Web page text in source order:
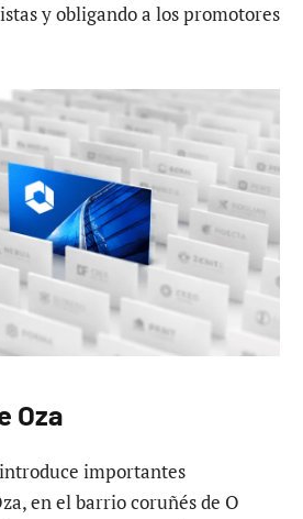
y obligando a los promotores
Oza
importantes
en el barrio coruñés de O